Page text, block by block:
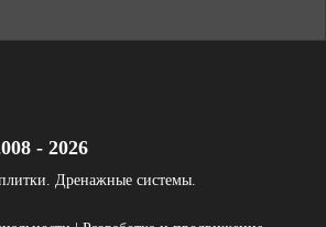
- 2026
Дренажные системы.